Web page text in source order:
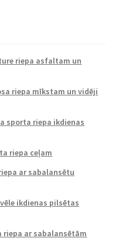
riepa asfaltam un
riepa mīkstam un vidēji
sporta riepa ikdienas
riepa ceļam
ar sabalansētu
ikdienas pilsētas
riepa ar sabalansētām